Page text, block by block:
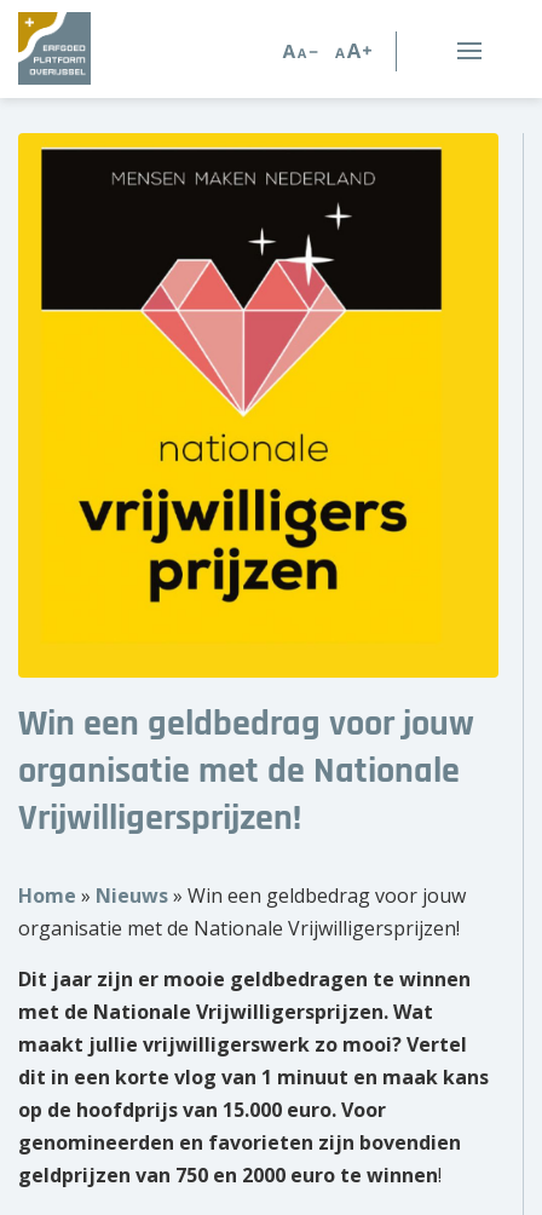
Erfgoedorganisaties
Verhalen
Kennis en advies
Kennisbank
Persoonlijk advies
Agenda
Over ons
Contact
Zoek
naar:
Win een geldbedrag voor jouw
organisatie met de Nationale
Vrijwilligersprijzen!
Home » Nieuws» Win een geldbedrag voor jouw
organisatie met de Nationale Vrijwilligersprijzen!
Dit jaar zijn er mooie geldbedragen te winnen
met de Nationale Vrijwilligersprijzen. Wat
maakt jullie vrijwilligerswerk zo mooi? Vertel
dit in een korte vlog van 1 minuut en maak kans
op de hoofdprijs van 15.000 euro. Voor
genomineerden en favorieten zijn bovendien
geldprijzen van 750 en 2000 euro te winnen!